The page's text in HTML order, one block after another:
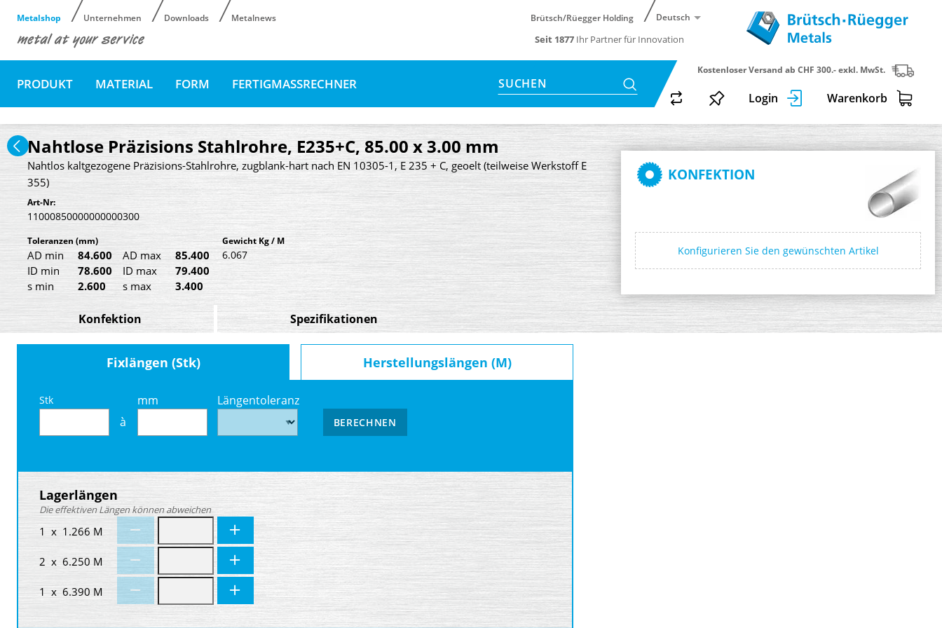
Metalshop Unternehmen Downloads Metalnews Brütsch/Rüegger Holding Deutsch
Seit 1877 Ihr Partner für Innovation
PRODUKT MATERIAL FORM FERTIGMASSRECHNER SUCHEN
Kostenloser Versand ab CHF 300.- exkl. MwSt.
Login Warenkorb
Nahtlose Präzisions Stahlrohre, E235+C, 85.00 x 3.00 mm
Nahtlos kaltgezogene Präzisions-Stahlrohre, zugblank-hart nach EN 10305-1, E 235 + C, geoelt (teilweise Werkstoff E
355)
Art-Nr:
11000850000000000300
Toleranzen (mm)
AD min 84.600 AD max
85.400
ID min
78.600 ID max
79.400
s min
2.600 s max 3.400
Gewicht Kg / M
6.067
Konfektion Spezifikationen
Fixlängen (Stk) Herstellungslängen (M)
Stk
à
mm Längentoleranz
BERECHNEN
Lagerlängen
Die effektiven Längen können abweichen
1 x 1.266 M
2 x 6.250 M
1 x 6.390 M
KONFEKTION
Konfigurieren Sie den gewünschten Artikel